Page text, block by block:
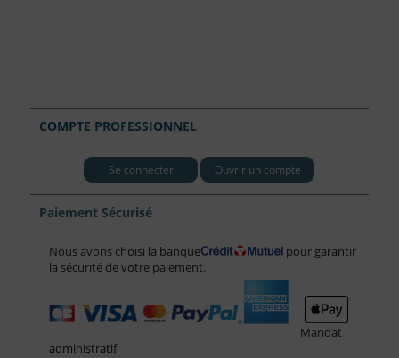
COMPTE PROFESSIONNEL
Se connecter Ouvrir un compte
Paiement Sécurisé
Nous avons choisi la banque
pour garantir
la sécurité de votre paiement.
Mandat
administratif